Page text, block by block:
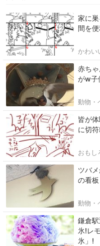
家に
間を
かわい
赤ち
がw子
動物・
皆が
に切
おもし
ツバ
の看板
動物・
鎌倉
氷!レ
氷」!